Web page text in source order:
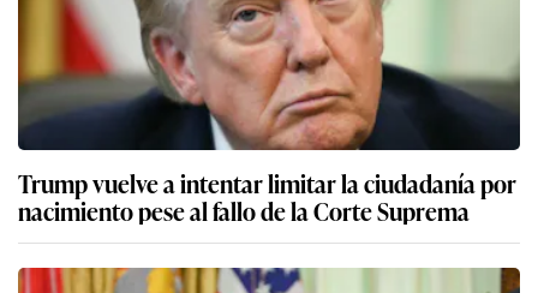
Trump vuelve a intentar limitar la ciudadanía por
nacimiento pese al fallo de la Corte Suprema